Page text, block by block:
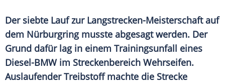
Der siebte Lauf zur Langstrecken-Meisterschaft auf
dem Nürburgringmusste abgesagt werden. Der
Grund dafür lag in einem Trainingsunfall eines
Diesel-BMW im Streckenbereich Wehrseifen.
AuslaufenderTreibstoffmachte die Strecke